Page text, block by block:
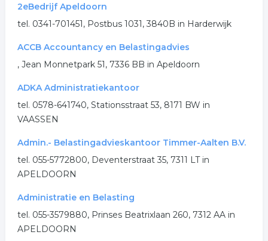
2eBedrijf Apeldoorn
tel. 0341-701451, Postbus 1031, 3840B in Harderwijk
ACCB Accountancy en Belastingadvies
, Jean Monnetpark 51, 7336 BB in Apeldoorn
ADKA Administratiekantoor
tel. 0578-641740, Stationsstraat 53, 8171 BW in
VAASSEN
Admin.- Belastingadvieskantoor Timmer-Aalten B.V.
tel. 055-5772800, Deventerstraat 35, 7311 LT in
APELDOORN
Administratie en Belasting
tel. 055-3579880, Prinses Beatrixlaan 260, 7312 AA in
APELDOORN